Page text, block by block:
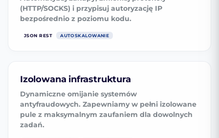
(HTTP/SOCKS) i przypisuj autoryzację IP
bezpośrednio z poziomu kodu.
JSON REST AUTOSKALOWANIE
Izolowana infrastruktura
Dynamiczne omijanie systemów
antyfraudowych. Zapewniamy w pełni izolowane
pule z maksymalnym zaufaniem dla dowolnych
zadań.